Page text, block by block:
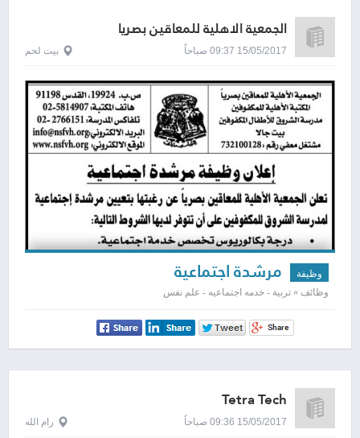
الجمعية الاهلية للمعاقين بصريا
15/05/2017 09:37 صباحاً بيت لحم
وظيفة مرشدة اجتماعية
وظائف » تربية - خدمه اجتماعيه - علم نفس
Tetra Tech
15/05/2017 09:36 صباحاً رام الله